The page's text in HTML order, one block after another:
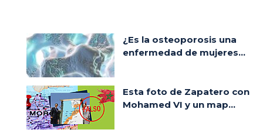
¿Es la osteoporosis una
enfermedad de mujeres...
Esta foto de Zapatero con
Mohamed VI y un map...